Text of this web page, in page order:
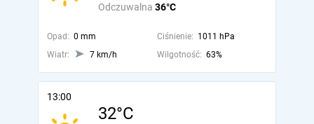
Odczuwalna 36°C
Opad: 0 mm Ciśnienie: 1011 hPa
Wiatr:
7 km/h Wilgotność: 63%
13:00
32°C